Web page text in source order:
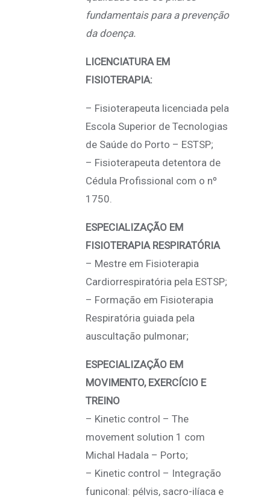
fundamentais para a prevenção
da doença.
LICENCIATURA EM
FISIOTERAPIA:
– Fisioterapeuta licenciada pela
Escola Superior de Tecnologias
de Saúde do Porto – ESTSP;
– Fisioterapeuta detentora de
Cédula Profissional com o nº
1750.
ESPECIALIZAÇÃO EM
FISIOTERAPIA RESPIRATÓRIA
– Mestre em Fisioterapia
Cardiorrespiratória pela ESTSP;
– Formação em Fisioterapia
Respiratória guiada pela
auscultação pulmonar;
ESPECIALIZAÇÃO EM
MOVIMENTO, EXERCÍCIO E
TREINO
– Kinetic control – The
movement solution 1 com
Michal Hadala – Porto;
– Kinetic control – Integração
funiconal: pélvis, sacro-ilíaca e